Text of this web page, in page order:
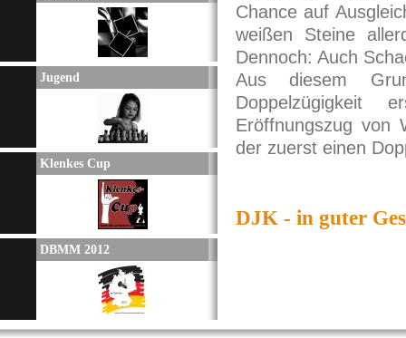
Jugend
Klenkes Cup
DBMM 2012
Chance auf
weißen Steine
Dennoch: Auch
Aus diesem
Eröffnungszug von
der zuerst einen
DJK - in guter